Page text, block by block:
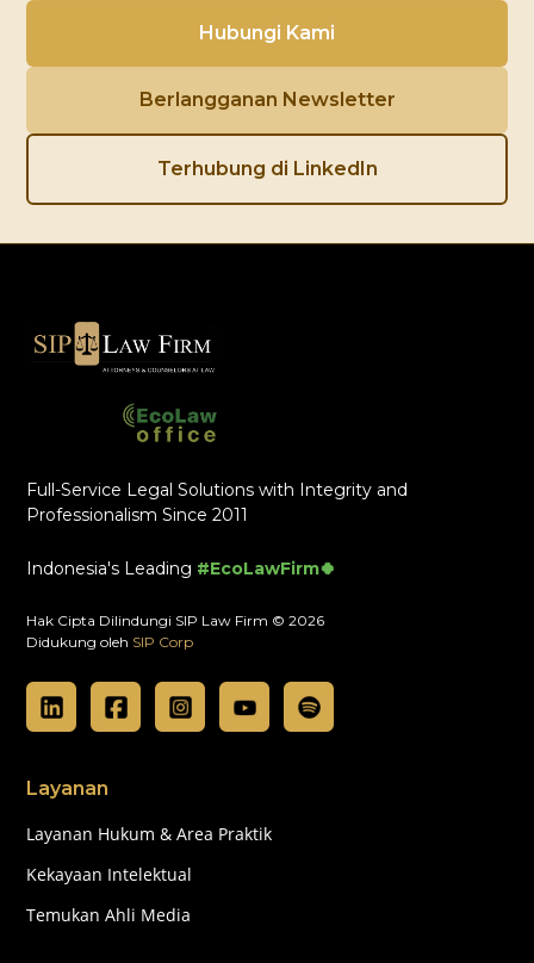
Hubungi Kami
Berlangganan Newsletter
Terhubung di LinkedIn
Full-Service Legal Solutions with Integrity and
Professionalism Since 2011
Indonesia's Leading #EcoLawFirm🍀
Hak Cipta Dilindungi SIP Law Firm © 2026
Didukung oleh SIP Corp
Layanan
Layanan Hukum & Area Praktik
Kekayaan Intelektual
Temukan Ahli Media